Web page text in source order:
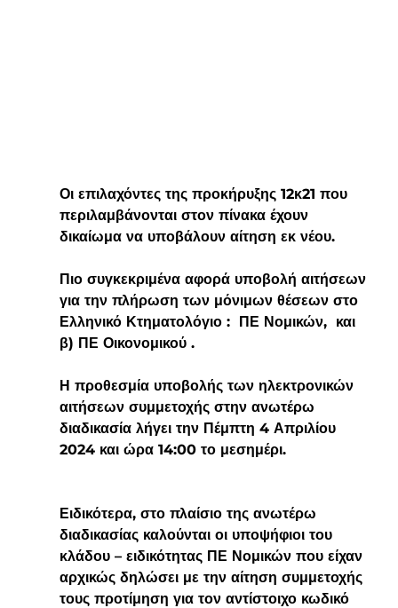
Οι επιλαχόντες της προκήρυξης 12κ21 που
περιλαμβάνονται στον πίνακα έχουν
δικαίωμα να υποβάλουν αίτηση εκ νέου.
Πιο συγκεκριμένα αφορά υποβολή αιτήσεων
για την πλήρωση των μόνιμων θέσεων στο
Ελληνικό Κτηματολόγιο : ΠΕ Νομικών,
  και
β) ΠΕ Οικονομικού .
Η προθεσμία υποβολής των ηλεκτρονικών
αιτήσεων συμμετοχής στην ανωτέρω
διαδικασία λήγει την Πέμπτη 4 Απριλίου
2024 και ώρα 14:00 το μεσημέρι.
Ειδικότερα, στο πλαίσιο της ανωτέρω
διαδικασίας καλούνται οι υποψήφιοι του
κλάδου – ειδικότητας ΠΕ Νομικών που είχαν
αρχικώς δηλώσει με την αίτηση συμμετοχής
τους προτίμηση για τον αντίστοιχο κωδικό